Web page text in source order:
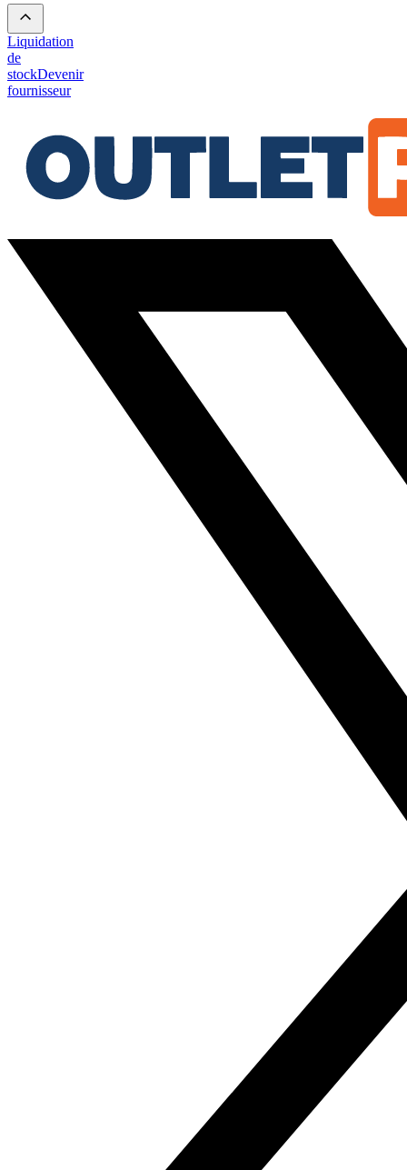
Liquidation
de
stockDevenir
fournisseur